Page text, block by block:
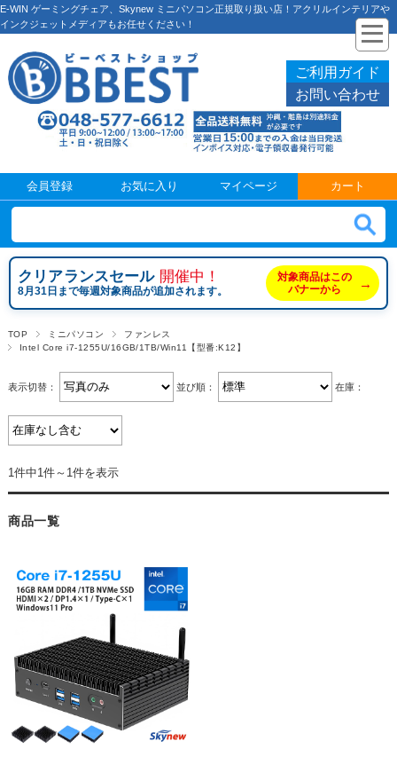
E-WIN ゲーミングチェア、Skynew ミニパソコン正規取り扱い店！アクリルインテリアや
インクジェットメディアもお任せください！
ご利用ガイド
お問い合わせ
会員登録 お気に入り マイページ カート
クリアランスセール 開催中！
8月31日まで毎週対象商品が追加されます。
対象商品はこの
バナーから
→
TOP ミニパソコン
ファンレス
Intel Core i7-1255U/16GB/1TB/Win11【型番:K12】
表示切替： 並び順： 在庫：
1件中1件～1件を表示
商品一覧